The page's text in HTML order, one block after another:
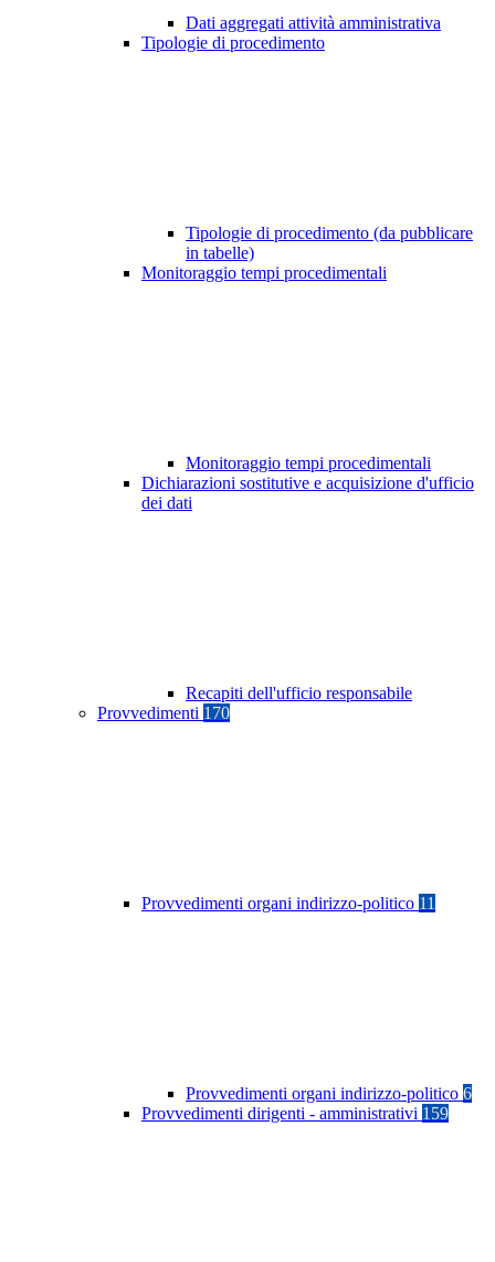
Dati aggregati attività amministrativa
Tipologie di procedimento
Tipologie di procedimento (da pubblicare
in tabelle)
Monitoraggio tempi procedimentali
Monitoraggio tempi procedimentali
Dichiarazioni sostitutive e acquisizione d'ufficio
dei dati
Recapiti dell'ufficio responsabile
Provvedimenti 170
Provvedimenti organi indirizzo-politico 11
Provvedimenti organi indirizzo-politico 6
Provvedimenti dirigenti - amministrativi 159